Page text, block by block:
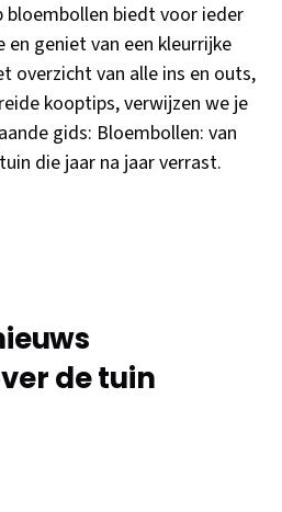
bloembollen biedt voor ieder
en geniet van een kleurrijke
overzicht van alle ins en outs,
kooptips, verwijzen we je
gids: Bloembollen: van
die jaar na jaar verrast.
de tuin